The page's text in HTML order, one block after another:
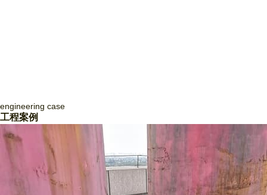
四川致盛消防工程有限公司
四川致盛消防工程有限公司，成立于2017年3月，2018年1月經四川省住
房和城鄉建設廳批準，獲得消防設施工程專業承包貳級資質和防水防腐保
溫工程專業承包貳級資質，并于2018年3月取得《安全生產許可證》，隨
后取得了質量管理體系證書ISO9001和信用等級3A證書。四川致盛消防
工程有限公司是一家專業從事消防系統工程施工、消防系統運行咨詢和管
理、消防系統運行狀態監測、消防系統故障維修和整改、消防系統設備維
護保養為一體的專業施工企… ...
engineering case
工程案例